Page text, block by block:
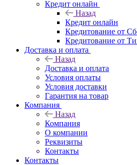
Кредит онлайн
Назад
Кредит онлайн
Кредитование от
Кредитование от
Доставка и оплата
Назад
Доставка и оплата
Условия оплаты
Условия доставки
Гарантия на товар
Компания
Назад
Компания
О компании
Реквизиты
Контакты
Контакты